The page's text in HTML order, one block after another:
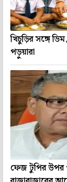
খিচুড়ির সঙ্গে
পড়ুয়ারা
ফেজ টুপির উপর